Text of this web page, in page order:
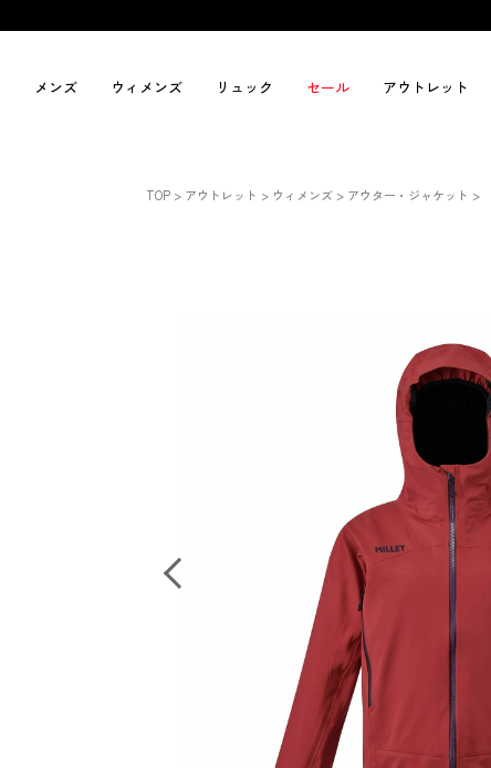
メンズ ウィメンズ リュック セール アウトレット
TOP アウトレット ウィメンズ アウター・ジャケット